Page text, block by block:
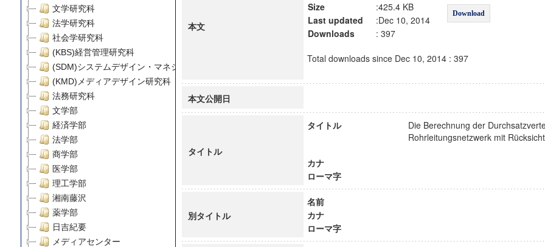
文学研究科
法学研究科
社会学研究科
(KBS)経営管理研究科
(SDM)システムデザイン・マネジメント研究科
(KMD)メディアデザイン研究科
法務研究科
文学部
経済学部
法学部
商学部
医学部
理工学部
湘南藤沢
薬学部
日吉紀要
メディアセンター
本文
Download
Size
:425.4 KB
Last updated
:Dec 10, 2014
Downloads
: 397
Total downloads since Dec 10, 2014 : 397
本文公開日
タイトル
タイトル
Die Berechnung der
Rohrleitungsnetzwerk mit
カナ
ローマ字
別タイトル
名前
カナ
ローマ字